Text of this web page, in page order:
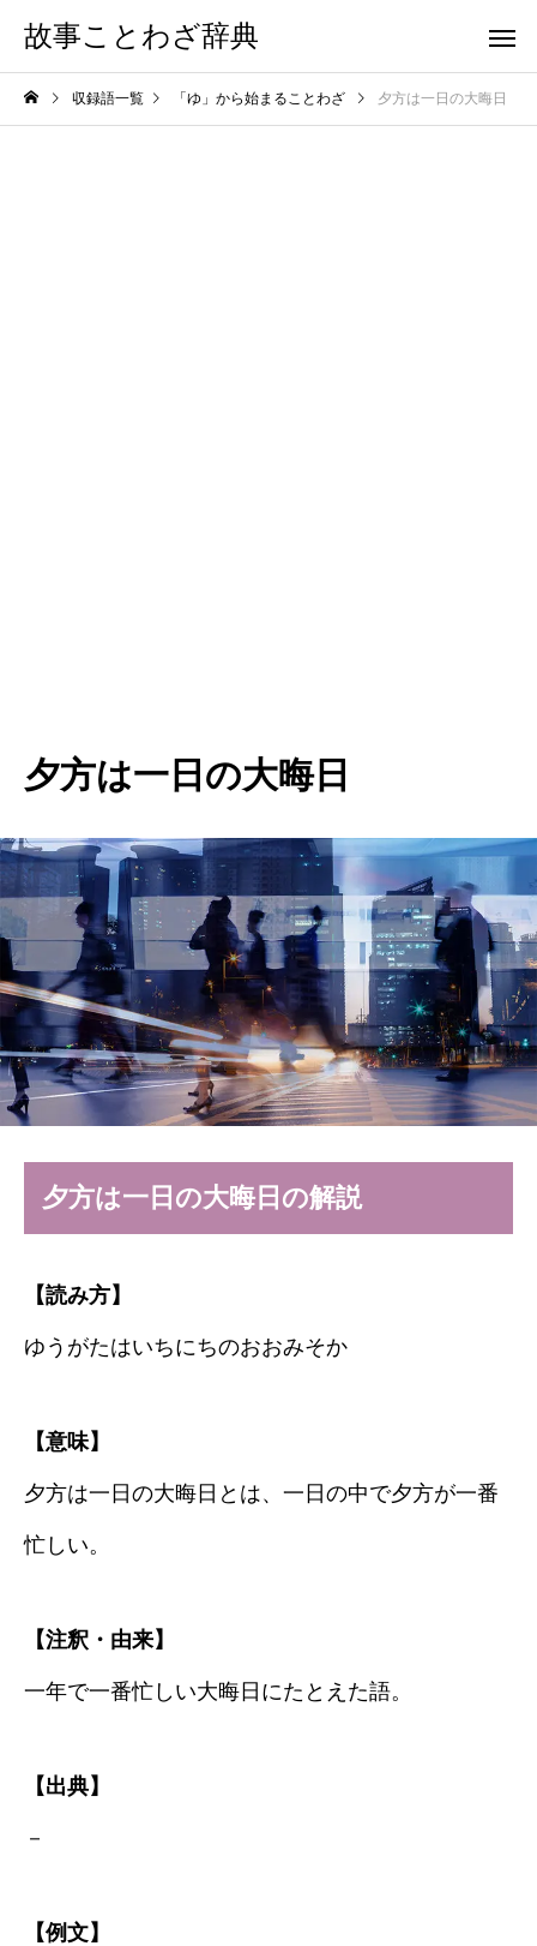
故事ことわざ辞典
収録語一覧 「ゆ」から始まることわざ 夕方は一日の大晦日
夕方は一日の大晦日
夕方は一日の大晦日の解説
【読み方】
ゆうがたはいちにちのおおみそか
【意味】
夕方は一日の大晦日とは、一日の中で夕方が一番
忙しい。
【注釈・由来】
一年で一番忙しい大晦日にたとえた語。
【出典】
－
【例文】